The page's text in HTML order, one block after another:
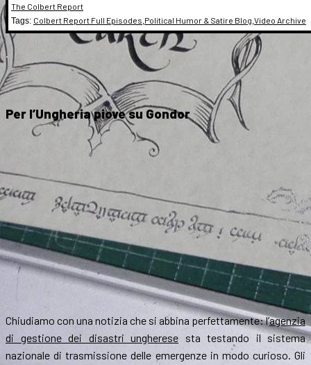
The Colbert Report
Tags: Colbert Report Full Episodes,Political Humor & Satire Blog,Video Archive
.
Per l’Ungheria piove su Gondor
Chiudiamo con una notizia che si abbina perfettamente: l’agenzia
di gestione dei disastri ungherese sta testando il sistema
nazionale di trasmissione delle emergenze in modo curioso. Gli